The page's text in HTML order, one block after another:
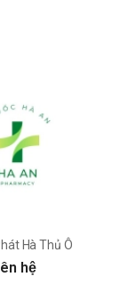
Hà Thủ Ô
hệ